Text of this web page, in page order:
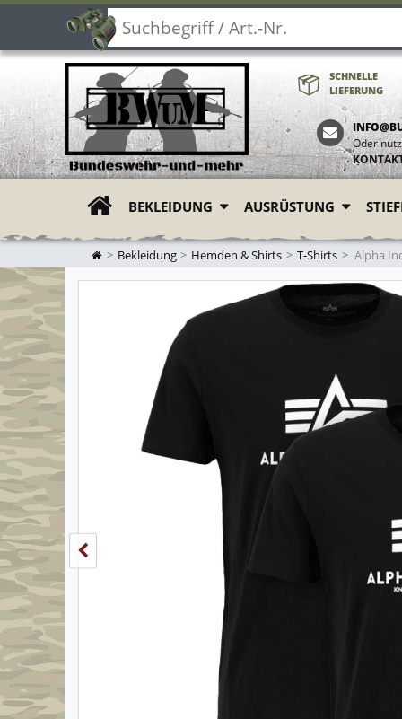
SCHNELLE
LIEFERUNG
Oder
ZUR STARTSEITE
BEKLEIDUNG AUSRÜSTUNG
Bekleidung Hemden & Shirts T-Shirts Alpha